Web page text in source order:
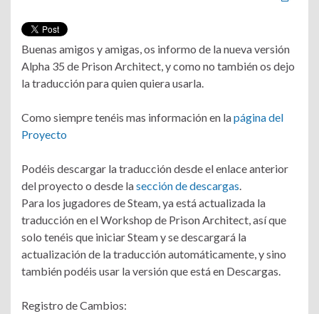
Buenas amigos y amigas, os informo de la nueva versión
Alpha 35 de Prison Architect, y como no también os dejo
la traducción para quien quiera usarla.
Como siempre tenéis mas información en lapágina del
Proyecto
Podéis descargar la traducción desde el enlace anterior
del proyecto o desde lasección de descargas
Para los jugadores de Steam, ya está actualizada la
traducción en el Workshop de Prison Architect, así que
solo tenéis que iniciar Steam y se descargará la
actualización de la traducción automáticamente, y sino
también podéis usar la versión que está en Descargas.
Registro de Cambios: